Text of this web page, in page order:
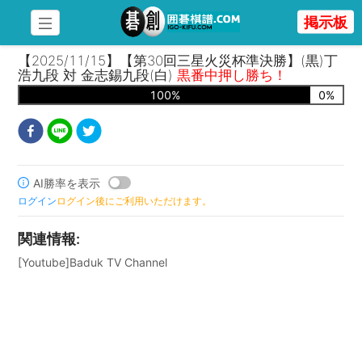
掲示板
【2025/11/15】【第30回三星火災杯準決勝】(黒)丁
浩九段 対 金志錫九段(白)黒番中押し勝ち！
100% 0%
AI勝率を表示
ログイン ログイン後にご利用いただけます。
関連情報:
[Youtube]Baduk TV Channel